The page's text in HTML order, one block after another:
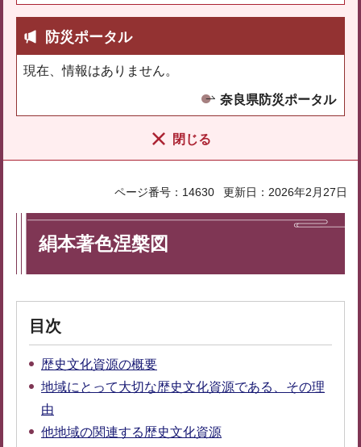
防災ポータル
現在、情報はありません。
奈良県防災ポータル
閉じる
ページ番号：14630 更新日：2026年2月27日
絹本著色涅槃図
目次
歴史文化資源の概要
地域にとって大切な歴史文化資源である、その理
由
他地域の関連する歴史文化資源